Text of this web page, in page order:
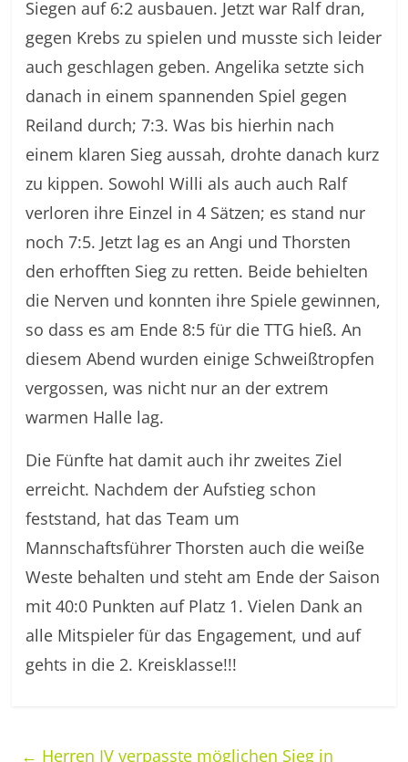
Siegen auf 6:2 ausbauen. Jetzt war Ralf dran,
gegen Krebs zu spielen und musste sich leider
auch geschlagen geben. Angelika setzte sich
danach in einem spannenden Spiel gegen
Reiland durch; 7:3. Was bis hierhin nach
einem klaren Sieg aussah, drohte danach kurz
zu kippen. Sowohl Willi als auch auch Ralf
verloren ihre Einzel in 4 Sätzen; es stand nur
noch 7:5. Jetzt lag es an Angi und Thorsten
den erhofften Sieg zu retten. Beide behielten
die Nerven und konnten ihre Spiele gewinnen,
so dass es am Ende 8:5 für die TTG hieß. An
diesem Abend wurden einige Schweißtropfen
vergossen, was nicht nur an der extrem
warmen Halle lag.
Die Fünfte hat damit auch ihr zweites Ziel
erreicht. Nachdem der Aufstieg schon
feststand, hat das Team um
Mannschaftsführer Thorsten auch die weiße
Weste behalten und steht am Ende der Saison
mit 40:0 Punkten auf Platz 1. Vielen Dank an
alle Mitspieler für das Engagement, und auf
gehts in die 2. Kreisklasse!!!
← Herren IV verpasste möglichen Sieg in